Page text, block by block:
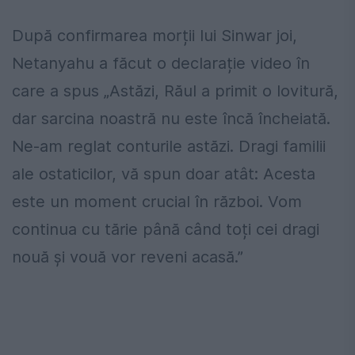
După confirmarea morții lui Sinwar joi,
Netanyahu a făcut o declarație video în
care a spus „Astăzi, Răul a primit o lovitură,
dar sarcina noastră nu este încă încheiată.
Ne-am reglat conturile astăzi. Dragi familii
ale ostaticilor, vă spun doar atât: Acesta
este un moment crucial în război. Vom
continua cu tărie până când toți cei dragi
nouă și vouă vor reveni acasă.”